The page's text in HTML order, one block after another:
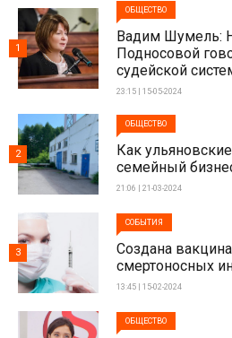
ОБЩЕСТВО
Вадим Шумель:
Подносовой
судейской
23:15 | 15-05-2024
1
ОБЩЕСТВО
Как
семейный
21:06 | 21-03-2024
2
СОБЫТИЯ
Создана
смертоносных
13:45 | 15-02-2024
3
ОБЩЕСТВО